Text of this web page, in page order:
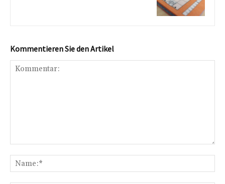
Kommentieren Sie den Artikel